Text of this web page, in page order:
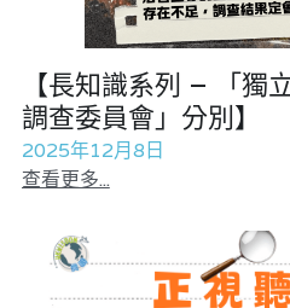
【長知識系列 – 「獨
調查委員會」分別】
2025年12月8日
查看更多...
汪明欣專欄
莊豪鋒專欄
香港科技專上書院｜專欄
張美雄專欄